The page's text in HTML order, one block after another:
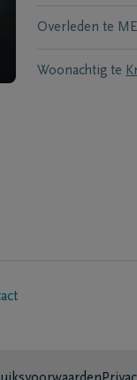
Overleden te
Woonachtig te